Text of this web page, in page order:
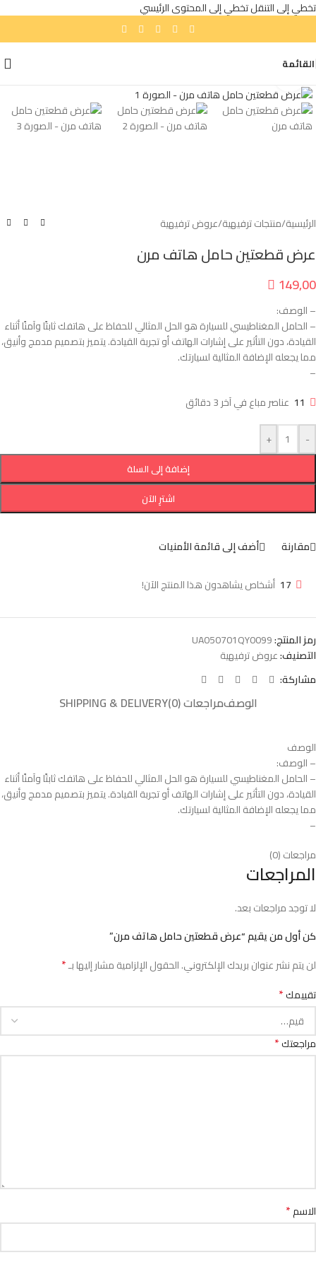
تخطي إلى التنقلتخطي إلى المحتوى الرئيسي
القائمة
الرئيسية/منتجات ترفيهية/عروض ترفيهية
عرض قطعتين حامل هاتف مرن
 149,00
– الوصف:
– الحامل المغناطيسي للسيارة هو الحل المثالي للحفاظ على هاتفك ثابتًا وآمنًا أثناء
القيادة، دون التأثير على إشارات الهاتف أو تجربة القيادة. يتميز بتصميم مدمج وأنيق،
مما يجعله الإضافة المثالية لسيارتك.
–
11 عناصر مباع في آخر 3 دقائق
-
+
إضافة إلى السلة
اشترِ الآن
مقارنة أضف إلى قائمة الأمنيات
17 أشخاص يشاهدون هذا المنتج الآن!
رمز المنتج:UA050701QY0099
التصنيف:عروض ترفيهية
مشاركة:
الوصفمراجعات (0) SHIPPING & DELIVERY
الوصف
– الوصف:
– الحامل المغناطيسي للسيارة هو الحل المثالي للحفاظ على هاتفك ثابتًا وآمنًا أثناء
القيادة، دون التأثير على إشارات الهاتف أو تجربة القيادة. يتميز بتصميم مدمج وأنيق،
مما يجعله الإضافة المثالية لسيارتك.
–
مراجعات (0)
المراجعات
لا توجد مراجعات بعد.
كن أول من يقيم “عرض قطعتين حامل هاتف مرن”
لن يتم نشر عنوان بريدك الإلكتروني.الحقول الإلزامية مشار إليها بـ*
تقييمك*
مراجعتك*
الاسم*